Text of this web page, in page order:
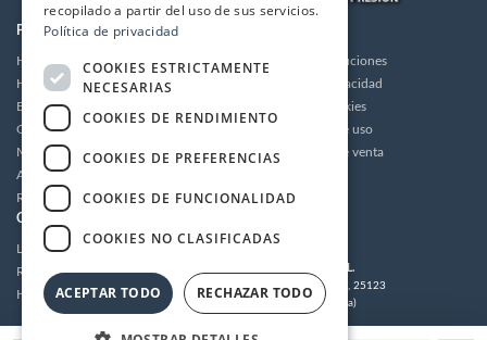
PRODUCTOS
Hidrolimpiadoras
Humidificación
Bombas de alta presión
Grupos motor bomba alta presión
Motores
Accesorios
Recambios / Repuestos
Envios y devoluciones
Política de privacidad
Política de cookies
Condiciones de uso
Condiciones de venta
CUENTA
Login
Registrarse
Histórico de pedidos
MULTIDRONET S.L.
C/Tramuntana 62, 25123
Torrefarrera (Lleida)
recopilado a partir del uso de sus servicios.
Política de privacidad
COOKIES ESTRICTAMENTE
NECESARIAS
COOKIES DE RENDIMIENTO
COOKIES DE PREFERENCIAS
COOKIES DE FUNCIONALIDAD
COOKIES NO CLASIFICADAS
ACEPTAR TODO RECHAZAR TODO